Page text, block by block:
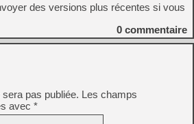
des versions plus récentes si vous
0 commentaire
pas publiée. Les champs
avec *